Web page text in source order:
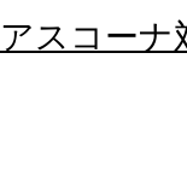
スコーナ